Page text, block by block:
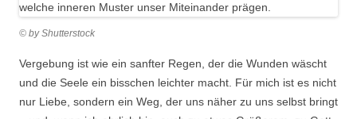
© by Shutterstock
Vergebung ist wie ein sanfter Regen, der die Wunden wäscht
und die Seele ein bisschen leichter macht. Für mich ist es nicht
nur Liebe, sondern ein Weg, der uns näher zu uns selbst bringt